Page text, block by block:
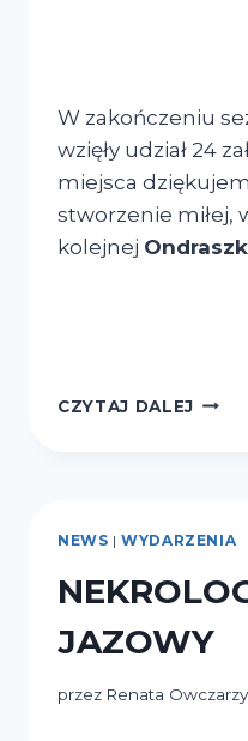
W zakończeniu
wzięły udział 24
miejsca
stworzenie miłej,
kolejnej
CZYTAJ DALEJ
NEWS |WYDARZENIA
JAZOWY
przez Renata Owczarzy